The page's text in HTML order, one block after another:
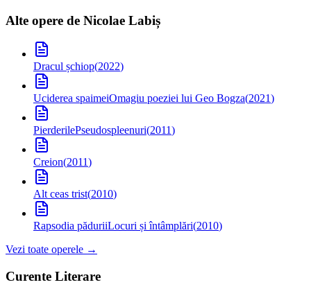
Alte opere de Nicolae Labiș
Dracul șchiop(2022)
Uciderea spaimeiOmagiu poeziei lui Geo Bogza(2021)
PierderilePseudospleenuri(2011)
Creion(2011)
Alt ceas trist(2010)
Rapsodia păduriiLocuri și întâmplări(2010)
Vezi toate operele →
Curente Literare